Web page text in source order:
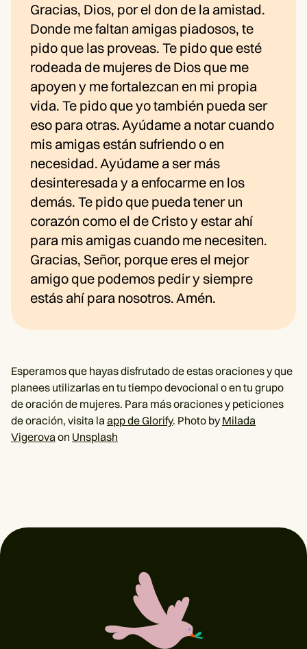
Gracias, Dios, por el don de la amistad.
Donde me faltan amigas piadosos, te
pido que las proveas. Te pido que esté
rodeada de mujeres de Dios que me
apoyen y me fortalezcan en mi propia
vida. Te pido que yo también pueda ser
eso para otras. Ayúdame a notar cuando
mis amigas están sufriendo o en
necesidad. Ayúdame a ser más
desinteresada y a enfocarme en los
demás. Te pido que pueda tener un
corazón como el de Cristo y estar ahí
para mis amigas cuando me necesiten.
Gracias, Señor, porque eres el mejor
amigo que podemos pedir y siempre
estás ahí para nosotros. Amén.
Esperamos que hayas disfrutado de estas oraciones y que
planees utilizarlas en tu tiempo devocional o en tu grupo
de oración de mujeres. Para más oraciones y peticiones
de oración, visita laapp de Glorify. Photo byMilada
Vigerovaon Unsplash